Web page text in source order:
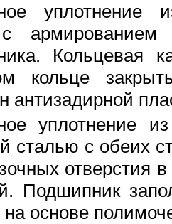
уплотнение
Кольцевая
кольце
антизадирной
уплотнение
сталью с обеих
отверстия
Подшипник
на основе